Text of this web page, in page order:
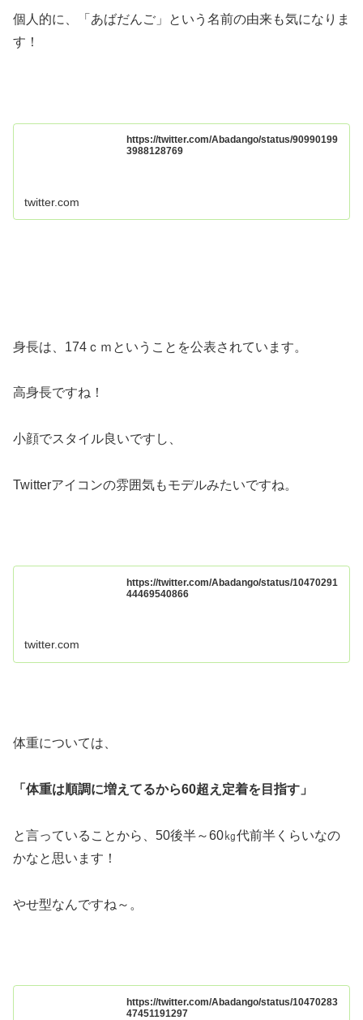
個人的に、「あばだんご」という名前の由来も気になりま
す！
https://twitter.com/Abadango/status/90990199
3988128769
twitter.com
身長は、174ｃｍということを公表されています。
高身長ですね！
小顔でスタイル良いですし、
Twitterアイコンの雰囲気もモデルみたいですね。
https://twitter.com/Abadango/status/10470291
44469540866
twitter.com
体重については、
「体重は順調に増えてるから60超え定着を目指す」
と言っていることから、50後半～60㎏代前半くらいなの
かなと思います！
やせ型なんですね～。
https://twitter.com/Abadango/status/10470283
47451191297